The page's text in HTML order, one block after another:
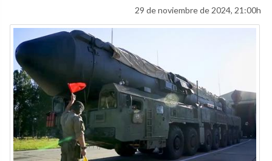
29 de noviembre de 2024, 21:00h